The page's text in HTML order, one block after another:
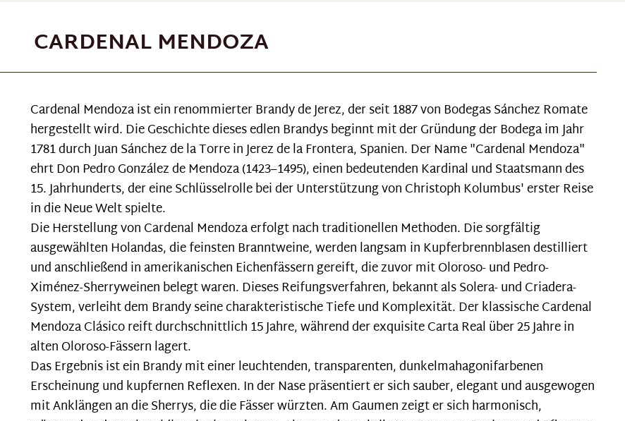
CARDENAL MENDOZA
Cardenal Mendoza ist ein renommierter Brandy de Jerez, der seit 1887 von Bodegas Sánchez Romate
hergestellt wird. Die Geschichte dieses edlen Brandys beginnt mit der Gründung der Bodega im Jahr
1781 durch Juan Sánchez de la Torre in Jerez de la Frontera, Spanien. Der Name "Cardenal Mendoza"
ehrt Don Pedro González de Mendoza (1423–1495), einen bedeutenden Kardinal und Staatsmann des
15. Jahrhunderts, der eine Schlüsselrolle bei der Unterstützung von Christoph Kolumbus' erster Reise
in die Neue Welt spielte.
Die Herstellung von Cardenal Mendoza erfolgt nach traditionellen Methoden. Die sorgfältig
ausgewählten Holandas, die feinsten Branntweine, werden langsam in Kupferbrennblasen destilliert
und anschließend in amerikanischen Eichenfässern gereift, die zuvor mit Oloroso- und Pedro-
Ximénez-Sherryweinen belegt waren. Dieses Reifungsverfahren, bekannt als Solera- und Criadera-
System, verleiht dem Brandy seine charakteristische Tiefe und Komplexität. Der klassische Cardenal
Mendoza Clásico reift durchschnittlich 15 Jahre, während der exquisite Carta Real über 25 Jahre in
alten Oloroso-Fässern lagert.
Das Ergebnis ist ein Brandy mit einer leuchtenden, transparenten, dunkelmahagonifarbenen
Erscheinung und kupfernen Reflexen. In der Nase präsentiert er sich sauber, elegant und ausgewogen
mit Anklängen an die Sherrys, die die Fässer würzten. Am Gaumen zeigt er sich harmonisch,